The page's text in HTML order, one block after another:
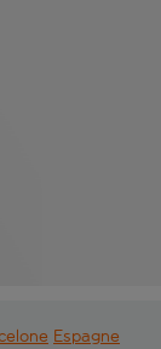
Espagne